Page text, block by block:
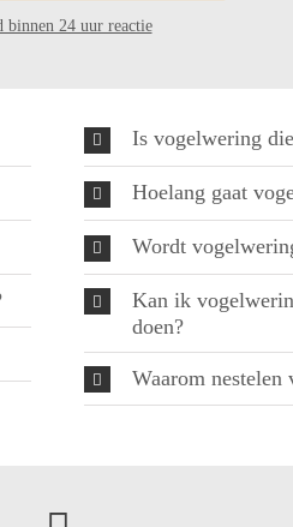
binnen 24 uur reactie
Is vogelwering
Hoelang gaat
Wordt
Kan ik
doen?
Waarom nestelen